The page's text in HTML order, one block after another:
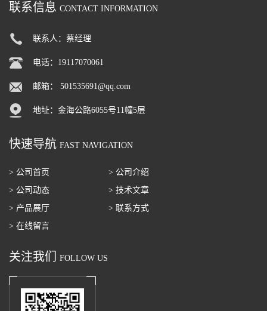
联系信息 CONTACT INFORMATION
联系人：蔡经理
电话：19117070061
邮箱： 501535691@qq.com
地址：金海公路6055号11幢5层
快速导航 FAST NAVIGATION
> 公司首页
> 公司介绍
> 公司动态
> 技术文章
> 产品展厅
> 联系方式
> 在线留言
关注我们 FOLLOW US